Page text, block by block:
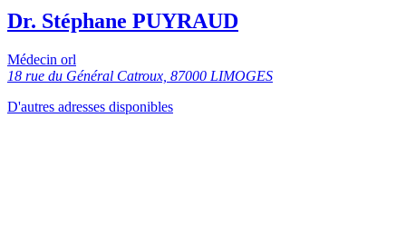
Dr. Stéphane PUYRAUD
Médecin orl
18 rue du Général Catroux, 87000 LIMOGES
D'autres adresses disponibles